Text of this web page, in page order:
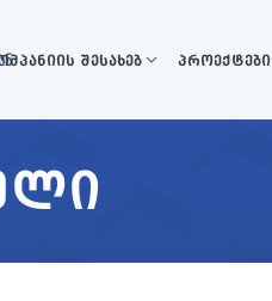
შესახებ პროექტები